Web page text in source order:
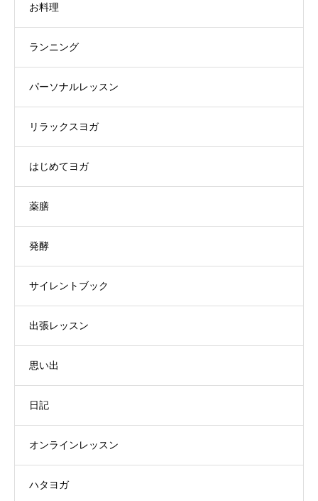
お料理
ランニング
パーソナルレッスン
リラックスヨガ
はじめてヨガ
薬膳
発酵
サイレントブック
出張レッスン
思い出
日記
オンラインレッスン
ハタヨガ